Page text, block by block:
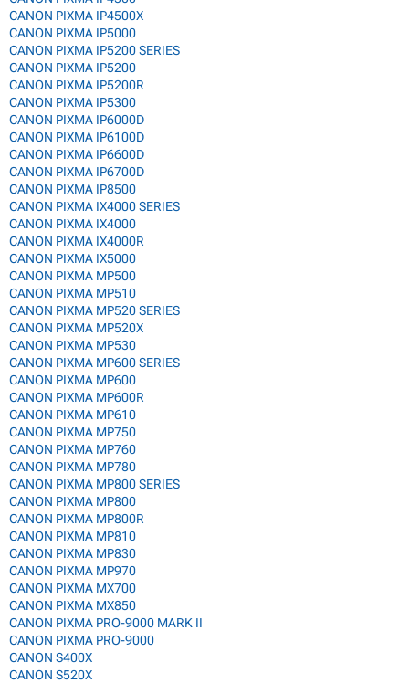
CANON PIXMA IP4500X
CANON PIXMA IP5000
CANON PIXMA IP5200 SERIES
CANON PIXMA IP5200
CANON PIXMA IP5200R
CANON PIXMA IP5300
CANON PIXMA IP6000D
CANON PIXMA IP6100D
CANON PIXMA IP6600D
CANON PIXMA IP6700D
CANON PIXMA IP8500
CANON PIXMA IX4000 SERIES
CANON PIXMA IX4000
CANON PIXMA IX4000R
CANON PIXMA IX5000
CANON PIXMA MP500
CANON PIXMA MP510
CANON PIXMA MP520 SERIES
CANON PIXMA MP520X
CANON PIXMA MP530
CANON PIXMA MP600 SERIES
CANON PIXMA MP600
CANON PIXMA MP600R
CANON PIXMA MP610
CANON PIXMA MP750
CANON PIXMA MP760
CANON PIXMA MP780
CANON PIXMA MP800 SERIES
CANON PIXMA MP800
CANON PIXMA MP800R
CANON PIXMA MP810
CANON PIXMA MP830
CANON PIXMA MP970
CANON PIXMA MX700
CANON PIXMA MX850
CANON PIXMA PRO-9000 MARK II
CANON PIXMA PRO-9000
CANON S400X
CANON S520X